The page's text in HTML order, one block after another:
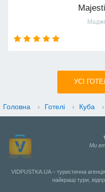
УСI
Головна › Готелі › Куба ›
Ми
VIDPUSTKA.UA – туристична
найкращі тури,